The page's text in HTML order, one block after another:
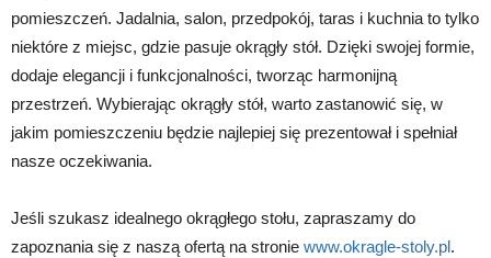
pomieszczeń. Jadalnia, salon, przedpokój, taras i kuchnia to tylko
niektóre z miejsc, gdzie pasuje okrągły stół. Dzięki swojej formie,
dodaje elegancji i funkcjonalności, tworząc harmonijną
przestrzeń. Wybierając okrągły stół, warto zastanowić się, w
jakim pomieszczeniu będzie najlepiej się prezentował i spełniał
nasze oczekiwania.
Jeśli szukasz idealnego okrągłego stołu, zapraszamy do
zapoznania się z naszą ofertą na stronie www.okragle-stoly.pl.